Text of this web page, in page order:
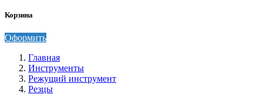
Корзина
Оформить
Главная
Инструменты
Режущий инструмент
Резцы